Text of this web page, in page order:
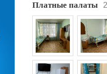
Платные палаты